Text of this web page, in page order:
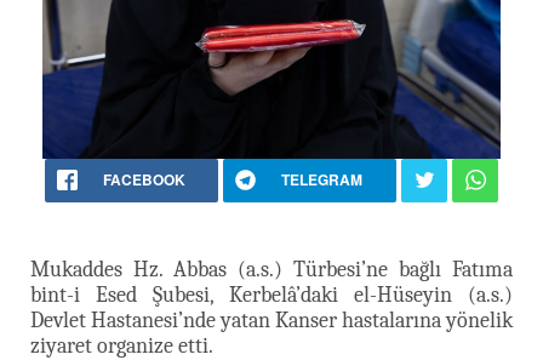
FACEBOOK TELEGRAM
Mukaddes Hz. Abbas (a.s.) Türbesi’ne bağlı Fatıma
bint-i Esed Şubesi, Kerbelâ’daki el-Hüseyin (a.s.)
Devlet Hastanesi’nde yatan Kanser hastalarına yönelik
ziyaret organize etti.